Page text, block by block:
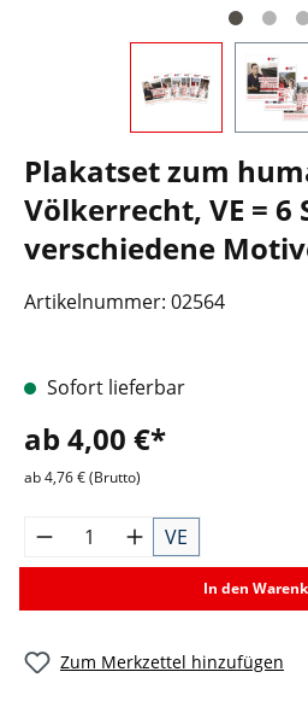
Plakatset zum
Völkerrecht, VE = 6
verschiedene
Artikelnummer: 02564
Sofort lieferbar
ab 4,00 €*
ab 4,76 € (Brutto)
VE
In den
Zum Merkzettel hinzufügen